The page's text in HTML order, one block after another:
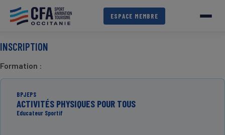
contenu
ESPACE MEMBRE
INSCRIPTION
Formation :
BPJEPS
ACTIVITÉS PHYSIQUES POUR TOUS
Educateur Sportif